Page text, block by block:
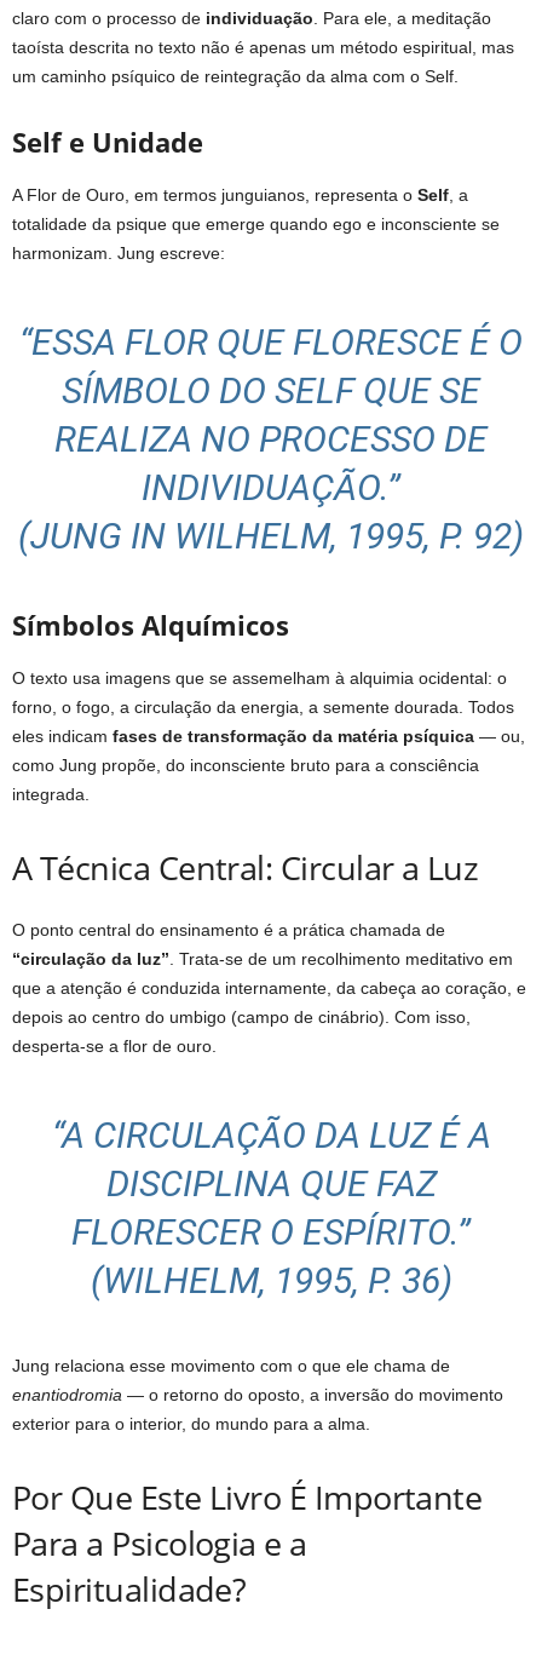
claro com o processo de individuação . Para ele, a meditação
taoísta descrita no texto não é apenas um método espiritual, mas
um caminho psíquico de reintegração da alma com o Self.
Self e Unidade
A Flor de Ouro, em termos junguianos, representa o Self , a
totalidade da psique que emerge quando ego e inconsciente se
harmonizam. Jung escreve:
“ESSA FLOR QUE FLORESCE É O
SÍMBOLO DO SELF QUE SE
REALIZA NO PROCESSO DE
INDIVIDUAÇÃO.”
(JUNG IN WILHELM, 1995, P. 92)
Símbolos Alquímicos
O texto usa imagens que se assemelham à alquimia ocidental: o
forno, o fogo, a circulação da energia, a semente dourada. Todos
eles indicam fases de transformação da matéria psíquica — ou,
como Jung propõe, do inconsciente bruto para a consciência
integrada.
A Técnica Central: Circular a Luz
O ponto central do ensinamento é a prática chamada de
“circulação da luz” . Trata-se de um recolhimento meditativo em
que a atenção é conduzida internamente, da cabeça ao coração, e
depois ao centro do umbigo (campo de cinábrio). Com isso,
desperta-se a flor de ouro.
“A CIRCULAÇÃO DA LUZ É A
DISCIPLINA QUE FAZ
FLORESCER O ESPÍRITO.”
(WILHELM, 1995, P. 36)
Jung relaciona esse movimento com o que ele chama de
enantiodromia — o retorno do oposto, a inversão do movimento
exterior para o interior, do mundo para a alma.
Por Que Este Livro É Importante
Para a Psicologia e a
Espiritualidade?